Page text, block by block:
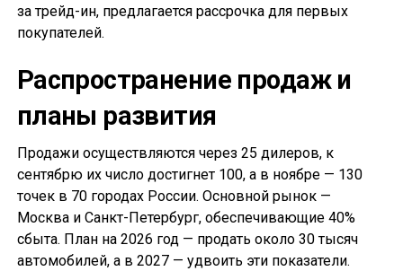
за трейд-ин, предлагается рассрочка для первых
покупателей.
Распространение продаж и
планы развития
Продажи осуществляются через 25 дилеров, к
сентябрю их число достигнет 100, а в ноябре — 130
точек в 70 городах России. Основной рынок —
Москва и Санкт-Петербург, обеспечивающие 40%
сбыта. План на 2026 год — продать около 30 тысяч
автомобилей, а в 2027 — удвоить эти показатели.